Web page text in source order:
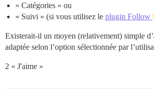
« Catégories » ou
« Suivi » (si vous utilisez le plugin Follow
Existerait-il un moyen (relativement) simple
adaptée selon l’option sélectionnée par
2 « J'aime »